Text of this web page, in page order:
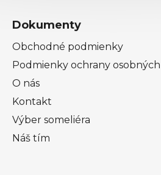
Dokumenty
Obchodné podmienky
Podmienky ochrany
O nás
Kontakt
Výber someliéra
Náš tím